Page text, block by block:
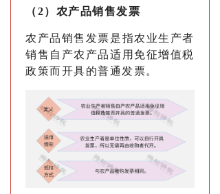
（2）农产品销售发票
农产品销售发票是指农业生产者
销售自产农产品适用免征增值税
政策而开具的普通发票。